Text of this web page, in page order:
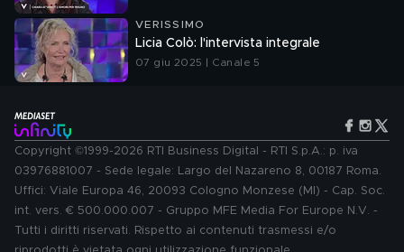
VERISSIMO
Licia Colò: l'intervista integrale
07 giu 2025 | Canale 5
Copyright ©1999-2026 RTI Business Digital - RTI S.p.A.: p. iva
03976881007 - Sede legale: Largo del Nazareno 8, 00187 Roma.
Uffici: Viale Europa 46, 20093 Cologno Monzese (MI) - Cap. Soc.
int. vers. € 500.000.007 - Gruppo MFE Media For Europe N.V. -
Tutti i diritti riservati. Rispetto ai contenuti trasmessi e/o